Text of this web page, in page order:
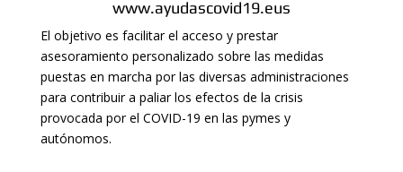
www.ayudascovid19.eus
El objetivo es facilitar el acceso y prestar
asesoramiento personalizado sobre las medidas
puestas en marcha por las diversas administraciones
para contribuir a paliar los efectos de la crisis
provocada por el COVID-19 en las pymes y
autónomos.